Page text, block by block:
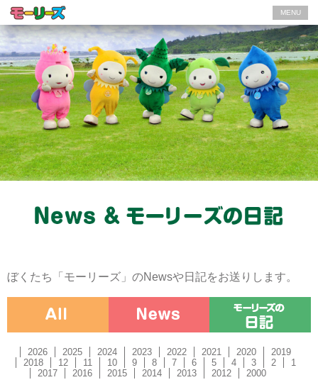
MENU
ぼくたち「モーリーズ」のNewsや日記をお送りします。
2026 2025 2024 2023 2022 2021 2020
2019
2018
12 11 10 9 8 7 6 5 4 3 2
1
2017
2016 2015 2014 2013 2012 2000